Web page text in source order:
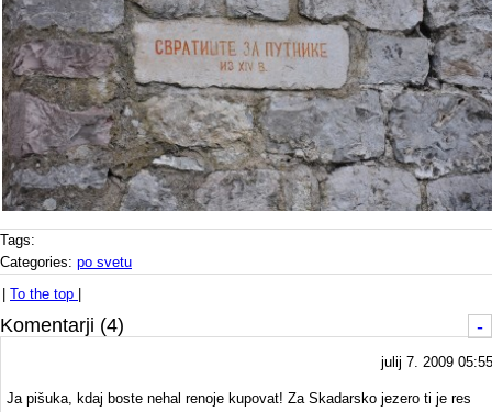
Tags:
Categories: po svetu
To the top
Komentarji (4) -
julij 7. 2009 05:55
Ja pišuka, kdaj boste nehal renoje kupovat! Za Skadarsko jezero ti je res